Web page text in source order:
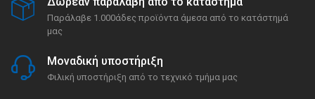
Παράλαβε 1.000άδες προϊόντα άμεσα από το κατάστημά
μας
Μοναδική υποστήριξη
Φιλική υποστήριξη από το τεχνικό τμήμα μας